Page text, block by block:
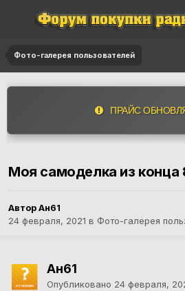
Фото-галерея пользователей
ПРАЙС
Моя самоделка из конца
Автор Ан61
24 февраля, 2021 в Фото-галерея
Ан61
Опубликовано 24 февраля,